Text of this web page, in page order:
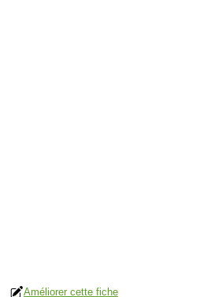
Améliorer cette fiche